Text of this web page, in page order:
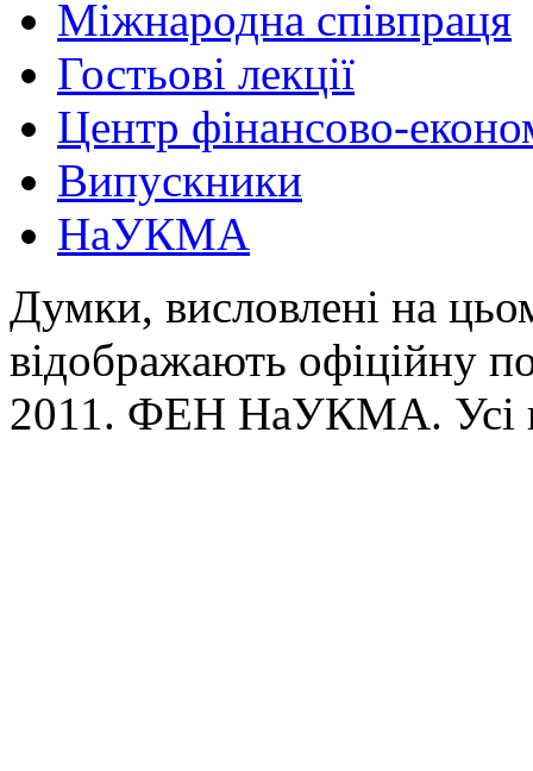
Міжнародна співпраця
Гостьові лекції
Центр фінансово-
Випускники
НаУКМА
Думки, висловлені на
відображають офіційну
2011. ФЕН НаУКМА. Усі